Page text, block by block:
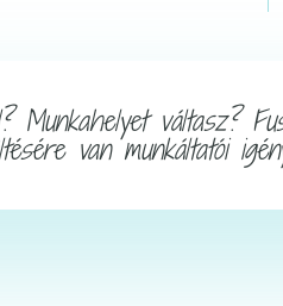
Munkahelyet váltasz?
van munkáltatói